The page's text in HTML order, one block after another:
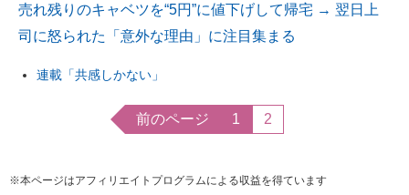
売れ残りのキャベツを“5円”に値下げして帰宅 → 翌日上
司に怒られた「意外な理由」に注目集まる
連載「共感しかない」
前のページ 1 2
※本ページはアフィリエイトプログラムによる収益を得ています